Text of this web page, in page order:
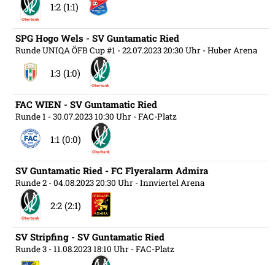
1:2 (1:1)
SPG Hogo Wels - SV Guntamatic Ried
Runde UNIQA ÖFB Cup #1 - 22.07.2023 20:30 Uhr - Huber Arena
1:3 (1:0)
FAC WIEN - SV Guntamatic Ried
Runde 1 - 30.07.2023 10:30 Uhr - FAC-Platz
1:1 (0:0)
SV Guntamatic Ried - FC Flyeralarm Admira
Runde 2 - 04.08.2023 20:30 Uhr - Innviertel Arena
2:2 (2:1)
SV Stripfing - SV Guntamatic Ried
Runde 3 - 11.08.2023 18:10 Uhr - FAC-Platz